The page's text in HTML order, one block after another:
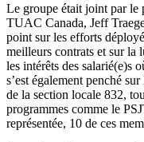
Le groupe était joint par le
TUAC Canada, Jeff
point sur les efforts
meilleurs contrats et sur la
les intérêts des salarié(e)s
s’est également penché
de la section locale 832,
programmes comme le
représentée, 10 de ces